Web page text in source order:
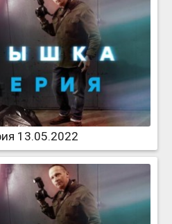
13.05.2022